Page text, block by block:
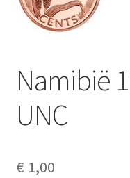
Afrekenen
Namibië
UNC
€ 1,00